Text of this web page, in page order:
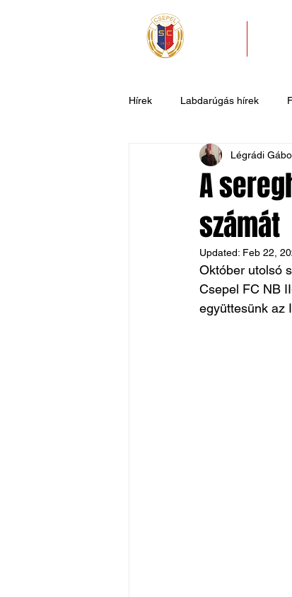
Hírek Labdarúgás hírek
U9 U7
Csepel SC II Általános
A
számát
Légrádi
Updated: Feb 22,
Október utolsó
Csepel FC NB
együttesünk az